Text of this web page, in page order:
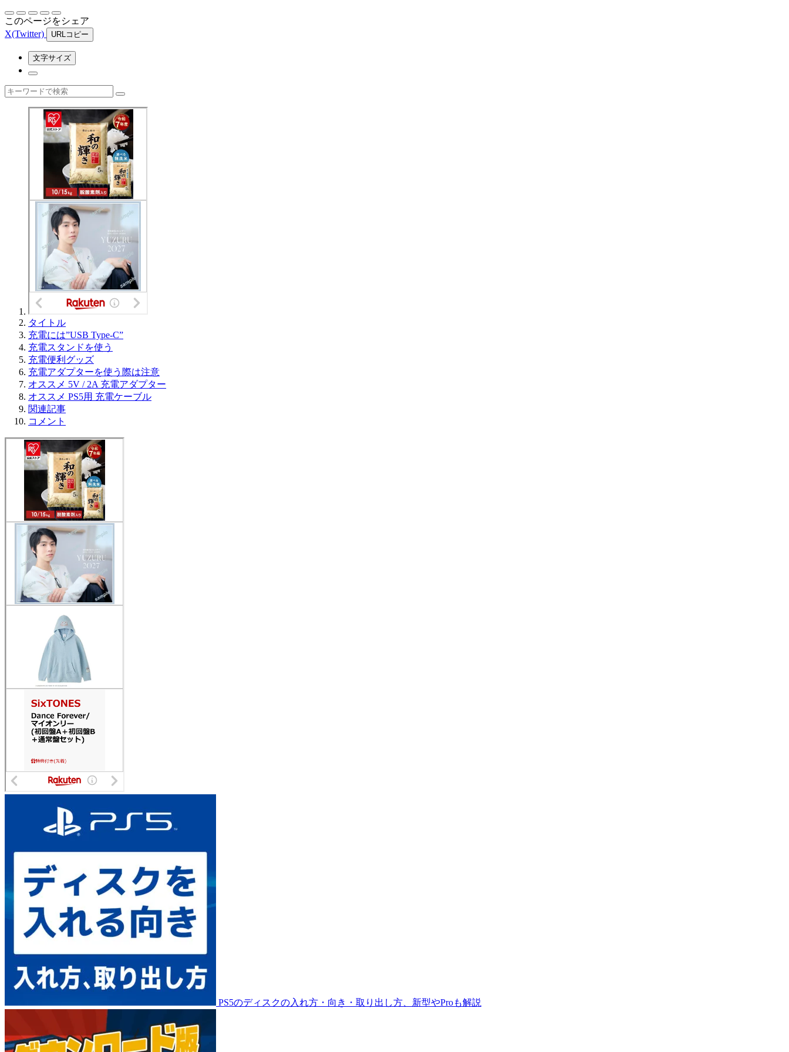
このページをシェア
X(Twitter) URLコピー
文字サイズ
タイトル
充電には”USB Type-C”
充電スタンドを使う
充電便利グッズ
充電アダプターを使う際は注意
オススメ 5V / 2A 充電アダプター
オススメ PS5用 充電ケーブル
関連記事
コメント
PS5のディスクの入れ方・向き・取り出し方、新型やProも解説